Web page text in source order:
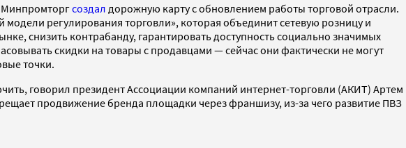
Минпромторгсоздал дорожную карту с обновлением работы торговой отрасли.
регулирования торговли», которая объединит сетевую розницу и
снизить контрабанду, гарантировать доступность социально значимых
скидки на товары с продавцами — сейчас они фактически не могут
точки.
говорил президент Ассоциации компаний интернет-торговли (АКИТ) Артем
продвижение бренда площадки через франшизу, из-за чего развитие ПВЗ